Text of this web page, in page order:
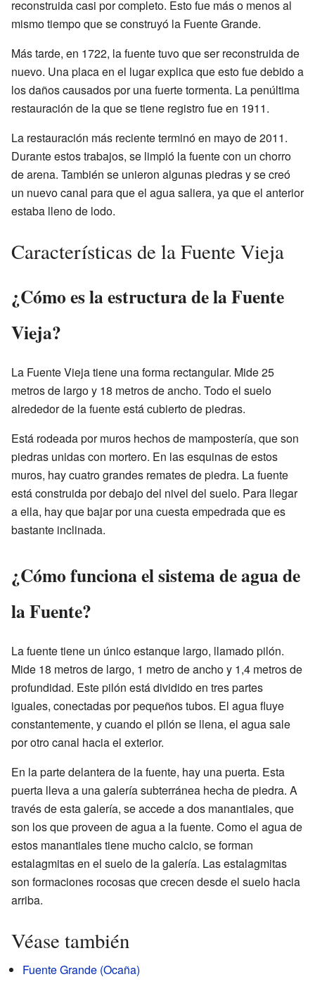
reconstruida casi por completo. Esto fue más o menos al
mismo tiempo que se construyó la Fuente Grande.
Más tarde, en 1722, la fuente tuvo que ser reconstruida de
nuevo. Una placa en el lugar explica que esto fue debido a
los daños causados por una fuerte tormenta. La penúltima
restauración de la que se tiene registro fue en 1911.
La restauración más reciente terminó en mayo de 2011.
Durante estos trabajos, se limpió la fuente con un chorro
de arena. También se unieron algunas piedras y se creó
un nuevo canal para que el agua saliera, ya que el anterior
estaba lleno de lodo.
Características de la Fuente Vieja
¿Cómo es la estructura de la Fuente
Vieja?
La Fuente Vieja tiene una forma rectangular. Mide 25
metros de largo y 18 metros de ancho. Todo el suelo
alrededor de la fuente está cubierto de piedras.
Está rodeada por muros hechos de mampostería, que son
piedras unidas con mortero. En las esquinas de estos
muros, hay cuatro grandes remates de piedra. La fuente
está construida por debajo del nivel del suelo. Para llegar
a ella, hay que bajar por una cuesta empedrada que es
bastante inclinada.
¿Cómo funciona el sistema de agua de
la Fuente?
La fuente tiene un único estanque largo, llamado pilón.
Mide 18 metros de largo, 1 metro de ancho y 1,4 metros de
profundidad. Este pilón está dividido en tres partes
iguales, conectadas por pequeños tubos. El agua fluye
constantemente, y cuando el pilón se llena, el agua sale
por otro canal hacia el exterior.
En la parte delantera de la fuente, hay una puerta. Esta
puerta lleva a una galería subterránea hecha de piedra. A
través de esta galería, se accede a dos manantiales, que
son los que proveen de agua a la fuente. Como el agua de
estos manantiales tiene mucho calcio, se forman
estalagmitas en el suelo de la galería. Las estalagmitas
son formaciones rocosas que crecen desde el suelo hacia
arriba.
Véase también
Fuente Grande (Ocaña)